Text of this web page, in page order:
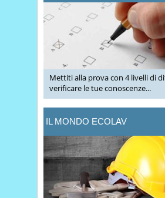
Mettiti alla prova con 4 livelli di
verificare le tue conoscenze...
IL MONDO ECOLAV